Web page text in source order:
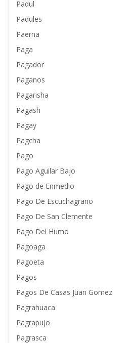
Padul
Padules
Paerna
Paga
Pagador
Paganos
Pagarisha
Pagash
Pagay
Pagcha
Pago
Pago Aguilar Bajo
Pago de Enmedio
Pago De Escuchagrano
Pago De San Clemente
Pago Del Humo
Pagoaga
Pagoeta
Pagos
Pagos De Casas Juan Gomez
Pagrahuaca
Pagrapujo
Pagrasca